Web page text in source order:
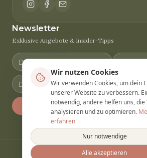
Newsletter
Exklusive Angebote & Insider-Tipps
Anmelden
© 2026 Winery Vacation. Alle Rechte
Wir nutzen Cookies
Wir verwenden Cookies, um dein
unserer Website zu verbessern.
notwendig, andere helfen uns, die
analysieren und zu optimieren.
erfahren
Nur notwendige
Alle akzeptieren